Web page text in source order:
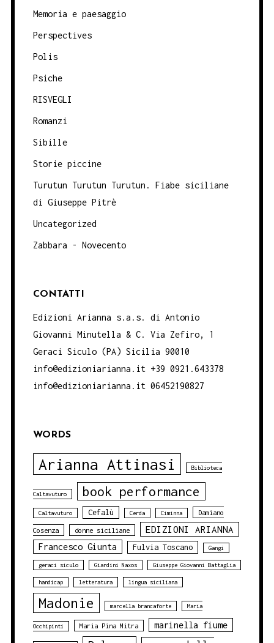
Memoria e paesaggio
Perspectives
Polis
Psiche
RISVEGLI
Romanzi
Sibille
Storie piccine
Turutun Turutun Turutun. Fiabe siciliane
di Giuseppe Pitrè
Uncategorized
Zabbara - Novecento
CONTATTI
Edizioni Arianna s.a.s. di Antonio
Giovanni Minutella & C. Via Zefiro, 1
Geraci Siculo (PA) Sicilia 90010
info@edizioniarianna.it +39 0921.643378
info@edizioniarianna.it 06452190827
WORDS
Arianna Attinasi Biblioteca
Caltavuturo book performance
Caltavuturo Cefalù Cerda Ciminna Damiano
Cosenza donne siciliane EDIZIONI ARIANNA
Francesco Giunta Fulvia Toscano Gangi
geraci siculo Giardini Naxos Giuseppe Giovanni Battaglia
handicap letteratura lingua siciliana
Madonie marcella brancaforte Maria
Occhipinti Maria Pina Mitra marinella fiume